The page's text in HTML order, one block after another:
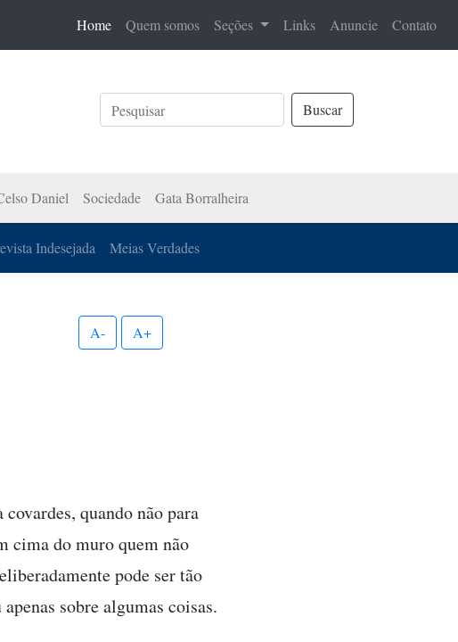
Home(current)
Quem somos Seções Links Anuncie Contato
Buscar
Daniel Sociedade Gata Borralheira
Indesejada Meias Verdades
A- A+
quando não para
cima do muro quem não
pode ser tão
sobre algumas coisas.